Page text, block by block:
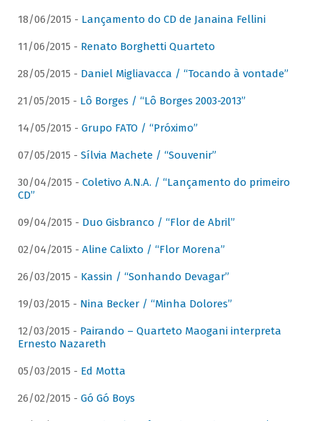
18/06/2015 - Lançamento do CD de Janaina Fellini
11/06/2015 - Renato Borghetti Quarteto
28/05/2015 - Daniel Migliavacca / “Tocando à vontade”
21/05/2015 - Lô Borges / “Lô Borges 2003-2013”
14/05/2015 - Grupo FATO / “Próximo”
07/05/2015 - Sílvia Machete / “Souvenir”
30/04/2015 - Coletivo A.N.A. / “Lançamento do primeiro
CD”
09/04/2015 - Duo Gisbranco / “Flor de Abril”
02/04/2015 - Aline Calixto / “Flor Morena”
26/03/2015 - Kassin / “Sonhando Devagar”
19/03/2015 - Nina Becker / “Minha Dolores”
12/03/2015 - Pairando – Quarteto Maogani interpreta
Ernesto Nazareth
05/03/2015 - Ed Motta
26/02/2015 - Gó Gó Boys